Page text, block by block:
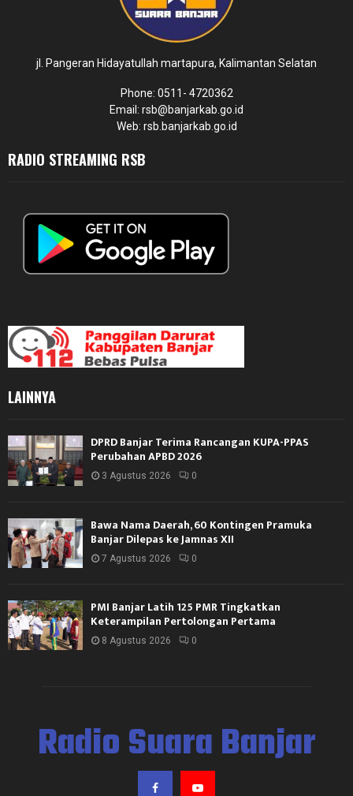
jl. Pangeran Hidayatullah martapura, Kalimantan Selatan
Phone: 0511- 4720362
Email: rsb@banjarkab.go.id
Web: rsb.banjarkab.go.id
RADIO STREAMING RSB
LAINNYA
DPRD Banjar Terima Rancangan KUPA-PPAS
Perubahan APBD 2026
3 Agustus 2026 0
Bawa Nama Daerah, 60 Kontingen Pramuka
Banjar Dilepas ke Jamnas XII
7 Agustus 2026 0
PMI Banjar Latih 125 PMR Tingkatkan
Keterampilan Pertolongan Pertama
8 Agustus 2026 0
Radio Suara Banjar